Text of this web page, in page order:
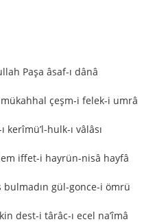
Paşa âsaf-ı dânâ
çeşm-i felek-i umrâ
hulk-ı vâlâsı
iffet-i hayrün-nisâ hayfâ
bulmadın gül-gonce-i ömrü
dest-i târâc-ı ecel na’îmâ